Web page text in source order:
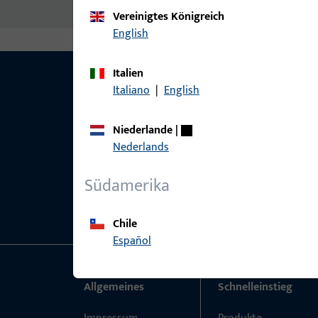
Vereinigtes Königreich
English
Italien
Italiano | English
Niederlande|
Nederlands
Südamerika
Chile
Español
Allgemeines
Schnelleinstieg